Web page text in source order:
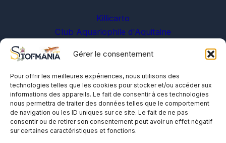
Gérer le consentement
Pour offrir les meilleures expériences, nous utilisons des
technologies telles que les cookies pour stocker et/ou accéder aux
informations des appareils. Le fait de consentir à ces technologies
nous permettra de traiter des données telles que le comportement
de navigation ou les ID uniques sur ce site. Le fait de ne pas
consentir ou de retirer son consentement peut avoir un effet négatif
sur certaines caractéristiques et fonctions.
Killicarto
Club Aquariophile d'Aquitaine
A propos